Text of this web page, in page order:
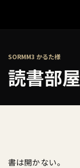
SORMM3 かるた様
読書部屋
書は開かない。